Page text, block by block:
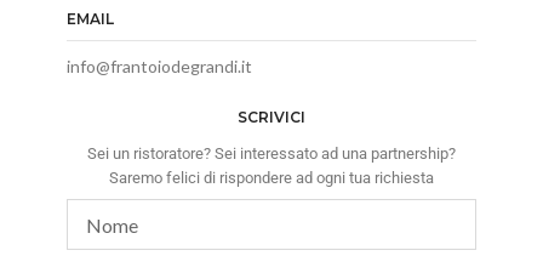
EMAIL
info@frantoiodegrandi.it
SCRIVICI
Sei un ristoratore? Sei interessato ad una partnership?
Saremo felici di rispondere ad ogni tua richiesta